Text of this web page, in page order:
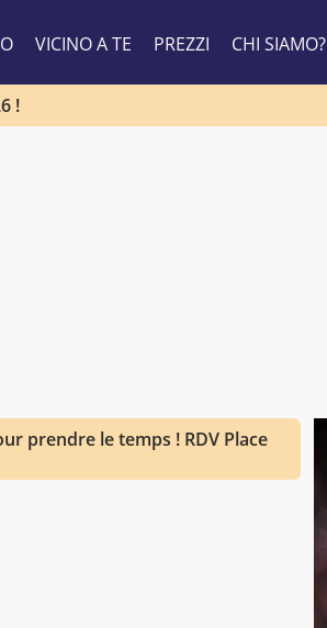
VICINO A TE PREZZI CHI SIAMO?
!
prendre le temps ! RDV Place